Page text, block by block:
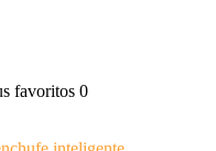
favoritos 0